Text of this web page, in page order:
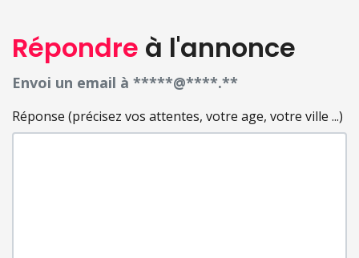
Répondre à l'annonce
Envoi un email à *****@****.**
Réponse (précisez vos attentes, votre age, votre ville ...)